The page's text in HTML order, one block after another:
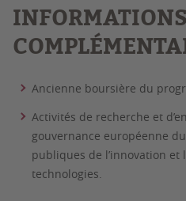
INFORMATIONS
Ancienne boursière du
Activités de recherche et
gouvernance européenne
publiques de l’innovation
technologies.